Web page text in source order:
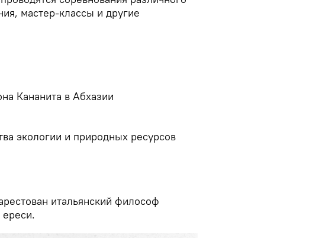
мастер-классы и другие
Кананита в Абхазии
экологии и природных ресурсов
итальянский философ